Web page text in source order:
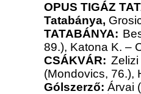
OPUS TIGÁZ
Tatabánya,
TATABÁNYA:
89.), Katona K. –
CSÁKVÁR:
(Mondovics, 76.),
Gólszerző: Árvai (